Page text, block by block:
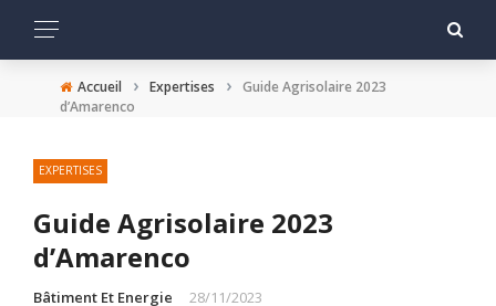
Accueil › Expertises › Guide Agrisolaire 2023
d’Amarenco
EXPERTISES
Guide Agrisolaire 2023
d’Amarenco
Bâtiment Et Energie 28/11/2023